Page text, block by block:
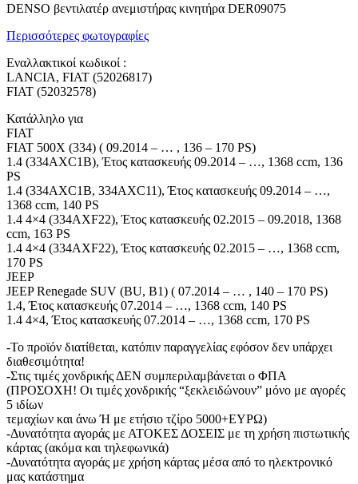
DENSO βεντιλατέρ ανεμιστήρας κινητήρα DER09075
Περισσότερες φωτογραφίες
Εναλλακτικοί κωδικοί :
LANCIA, FIAT (52026817)
FIAT (52032578)
Κατάλληλο για
FIAT
FIAT 500X (334) ( 09.2014 – … , 136 – 170 PS)
1.4 (334AXC1B), Έτος κατασκευής 09.2014 – …, 1368 ccm, 136
PS
1.4 (334AXC1B, 334AXC11), Έτος κατασκευής 09.2014 – …,
1368 ccm, 140 PS
1.4 4×4 (334AXF22), Έτος κατασκευής 02.2015 – 09.2018, 1368
ccm, 163 PS
1.4 4×4 (334AXF22), Έτος κατασκευής 02.2015 – …, 1368 ccm,
170 PS
JEEP
JEEP Renegade SUV (BU, B1) ( 07.2014 – … , 140 – 170 PS)
1.4, Έτος κατασκευής 07.2014 – …, 1368 ccm, 140 PS
1.4 4×4, Έτος κατασκευής 07.2014 – …, 1368 ccm, 170 PS
-Το προϊόν διατίθεται, κατόπιν παραγγελίας εφόσον δεν υπάρχει
διαθεσιμότητα!
-Στις τιμές χονδρικής ΔΕΝ συμπεριλαμβάνεται ο ΦΠΑ
(ΠΡΟΣΟΧΗ! Οι τιμές χονδρικής “ξεκλειδώνουν” μόνο με αγορές
5 ιδίων
τεμαχίων και άνω Ή με ετήσιο τζίρο 5000+ΕΥΡΩ)
-Δυνατότητα αγοράς με ΑΤΟΚΕΣ ΔΟΣΕΙΣ με τη χρήση πιστωτικής
κάρτας (ακόμα και τηλεφωνικά)
-Δυνατότητα αγοράς με χρήση κάρτας μέσα από το ηλεκτρονικό
μας κατάστημα